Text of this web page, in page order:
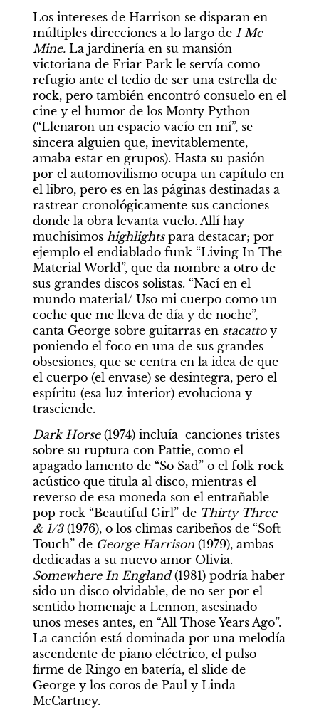
Los intereses de Harrison se disparan en
múltiples direcciones a lo largo de I Me
Mine. La jardinería en su mansión
victoriana de Friar Park le servía como
refugio ante el tedio de ser una estrella de
rock, pero también encontró consuelo en el
cine y el humor de los Monty Python
(“Llenaron un espacio vacío en mí”, se
sincera alguien que, inevitablemente,
amaba estar en grupos). Hasta su pasión
por el automovilismo ocupa un capítulo en
el libro, pero es en las páginas destinadas a
rastrear cronológicamente sus canciones
donde la obra levanta vuelo. Allí hay
muchísimos highlights para destacar; por
ejemplo el endiablado funk “Living In The
Material World”, que da nombre a otro de
sus grandes discos solistas. “Nací en el
mundo material/ Uso mi cuerpo como un
coche que me lleva de día y de noche”,
canta George sobre guitarras en stacatto y
poniendo el foco en una de sus grandes
obsesiones, que se centra en la idea de que
el cuerpo (el envase) se desintegra, pero el
espíritu (esa luz interior) evoluciona y
trasciende.
Dark Horse (1974) incluía  canciones tristes
sobre su ruptura con Pattie, como el
apagado lamento de “So Sad” o el folk rock
acústico que titula al disco, mientras el
reverso de esa moneda son el entrañable
pop rock “Beautiful Girl” de Thirty Three
& 1/3 (1976), o los climas caribeños de “Soft
Touch” de George Harrison (1979), ambas
Somewhere In England (1981) podría haber
sido un disco olvidable, de no ser por el
sentido homenaje a Lennon, asesinado
unos meses antes, en “All Those Years Ago”.
La canción está dominada por una melodía
ascendente de piano eléctrico, el pulso
firme de Ringo en batería, el slide de
George y los coros de Paul y Linda
McCartney.